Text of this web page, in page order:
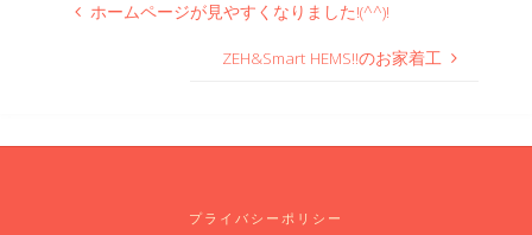
ホームページが見やすくなりました!(^^)!
ZEH&Smart HEMS‼のお家着工
プライバシーポリシー